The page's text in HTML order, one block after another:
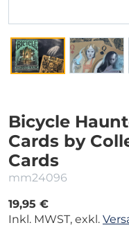
Bicycle
Cards by
Cards
mm24096
19,95 €
Inkl. MWST, exkl.